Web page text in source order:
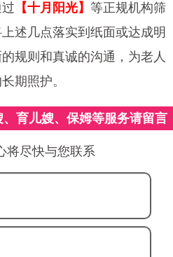
【十月阳光】 等正规机构筛
述几点落实到纸面或达成明
规则和真诚的沟通，为老人
期照护。
育儿嫂、保姆等服务请留言
将尽快与您联系